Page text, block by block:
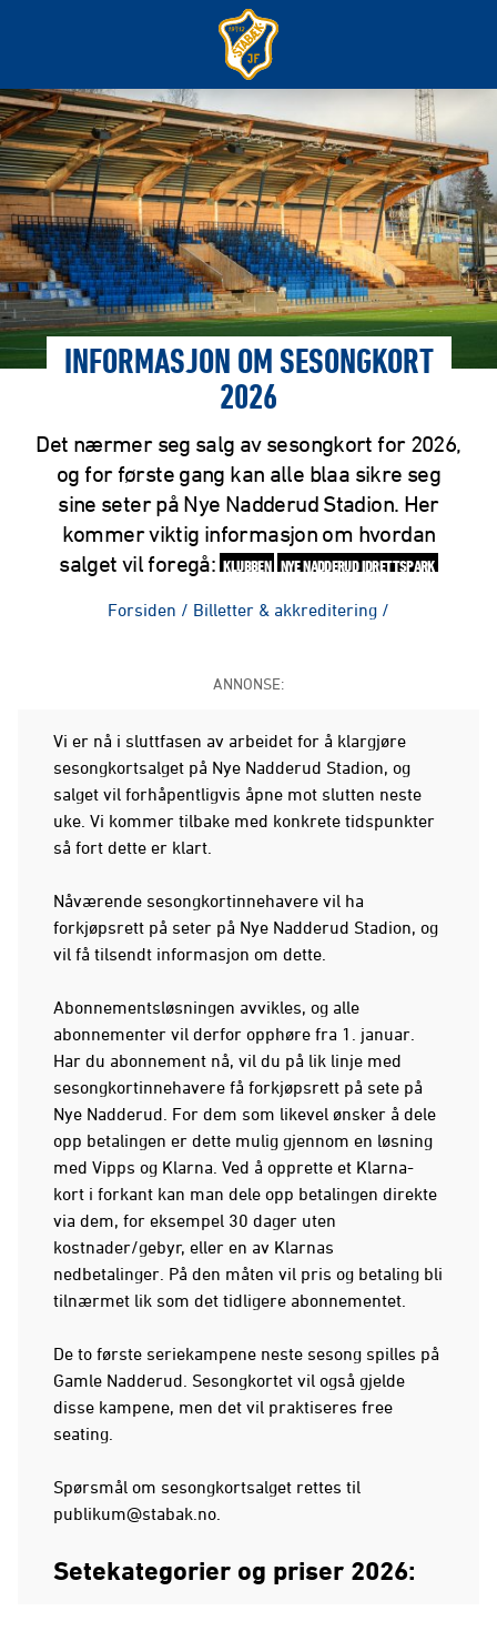
INFORMASJON OM SESONGKORT
2026
Det nærmer seg salg av sesongkort for 2026,
og for første gang kan alle blaa sikre seg
sine seter på Nye Nadderud Stadion. Her
kommer viktig informasjon om hvordan
salget vil foregå: KLUBBEN NYE NADDERUD IDRETTSPARK
Forsiden / Billetter & akkreditering /
ANNONSE:
Vi er nå i sluttfasen av arbeidet for å klargjøre
sesongkortsalget på Nye Nadderud Stadion, og
salget vil forhåpentligvis åpne mot slutten neste
uke. Vi kommer tilbake med konkrete tidspunkter
så fort dette er klart.
Nåværende sesongkortinnehavere vil ha
forkjøpsrett på seter på Nye Nadderud Stadion, og
vil få tilsendt informasjon om dette.
Abonnementsløsningen avvikles, og alle
abonnementer vil derfor opphøre fra 1. januar.
Har du abonnement nå, vil du på lik linje med
sesongkortinnehavere få forkjøpsrett på sete på
Nye Nadderud. For dem som likevel ønsker å dele
opp betalingen er dette mulig gjennom en løsning
med Vipps og Klarna. Ved å opprette et Klarna-
kort i forkant kan man dele opp betalingen direkte
via dem, for eksempel 30 dager uten
kostnader/gebyr, eller en av Klarnas
nedbetalinger. På den måten vil pris og betaling bli
tilnærmet lik som det tidligere abonnementet.
De to første seriekampene neste sesong spilles på
Gamle Nadderud. Sesongkortet vil også gjelde
disse kampene, men det vil praktiseres free
seating.
Spørsmål om sesongkortsalget rettes til
publikum@stabak.no
Setekategorier og priser 2026: